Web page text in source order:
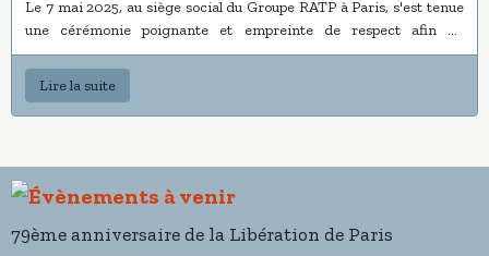
Le 7 mai 2025, au siège social du Groupe RATP à Paris, s'est tenue
une cérémonie poignante et empreinte de respect afin de
commémorer le 80ème anniversaire de la Victoire du 8 mai 1945,
marquant la fin de la Seconde Guerre mondiale en Europe. Ce
moment historique, symbole de liberté et de paix retrouvée, a été
honoré par la présence de nombreuses personnalités civiles et
souvenir pour les générations actuelles et futures. La cérémonie a
été particulièrement significative en raison de la participation de
PDG de laRATP.
Lire la suite
79ème anniversaire de la Libération de Paris